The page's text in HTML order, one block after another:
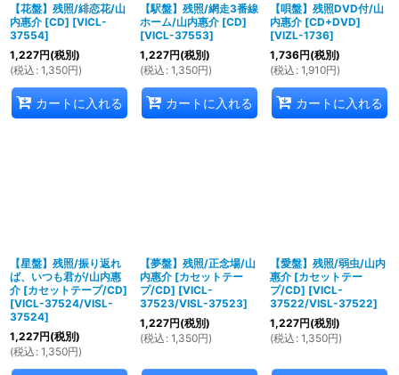
【花盤】残照/緋恋花/山
内惠介 [CD] [VICL-
37554]
1,227円(税別)
(税込 : 1,350円)
カートに入れる
【駅盤】残照/網走3番線
ホーム/山内惠介 [CD]
[VICL-37553]
1,227円(税別)
(税込 : 1,350円)
カートに入れる
【唄盤】残照DVD付/山
内惠介 [CD+DVD]
[VIZL-1736]
1,736円(税別)
(税込 : 1,910円)
カートに入れる
【星盤】残照/振り返れ
ば、いつも君が/山内惠
介 [カセットテープ/CD]
[VICL-37524/VISL-
37524]
1,227円(税別)
(税込 : 1,350円)
【夢盤】残照/正念場/山
内惠介 [カセットテー
プ/CD] [VICL-
37523/VISL-37523]
1,227円(税別)
(税込 : 1,350円)
【愛盤】残照/弱虫/山内
惠介 [カセットテー
プ/CD] [VICL-
37522/VISL-37522]
1,227円(税別)
(税込 : 1,350円)